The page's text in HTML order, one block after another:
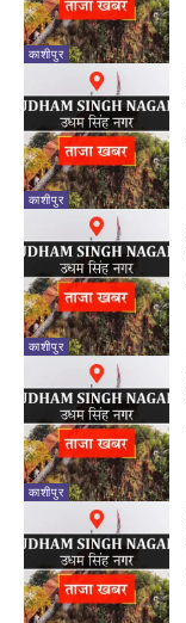
काशीपुर
काशीपुर
काशीपुर
काशीपुर